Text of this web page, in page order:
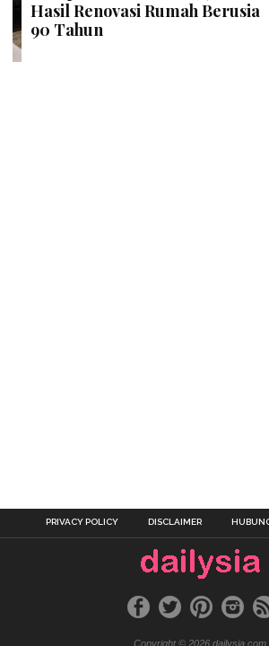
Hasil Renovasi Rumah Berusia
90 Tahun
PRIVACY POLICY DISCLAIMER
Copyright © 2026 dailysia.com.